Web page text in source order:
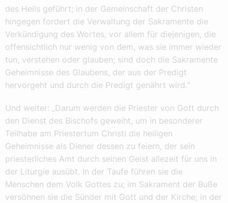
des Heils geführt; in der Gemeinschaft der Christen
hingegen fordert die Verwaltung der Sakramente die
Verkündigung des Wortes, vor allem für diejenigen, die
offensichtlich nur wenig von dem, was sie immer wieder
tun, verstehen oder glauben; sind doch die Sakramente
Geheimnisse des Glaubens, der aus der Predigt
hervorgeht und durch die Predigt genährt wird.“
Und weiter: „Darum werden die Priester von Gott durch
den Dienst des Bischofs geweiht, um in besonderer
Teilhabe am Priestertum Christi die heiligen
Geheimnisse als Diener dessen zu feiern, der sein
priesterliches Amt durch seinen Geist allezeit für uns in
der Liturgie ausübt. In der Taufe führen sie die
Menschen dem Volk Gottes zu; im Sakrament der Buße
versöhnen sie die Sünder mit Gott und der Kirche; in der